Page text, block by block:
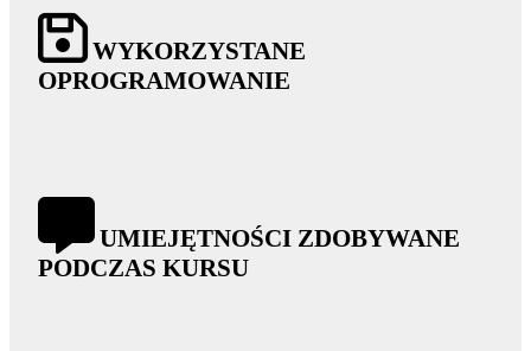
WYKORZYSTANE
OPROGRAMOWANIE
UMIEJĘTNOŚCI ZDOBYWANE
PODCZAS KURSU